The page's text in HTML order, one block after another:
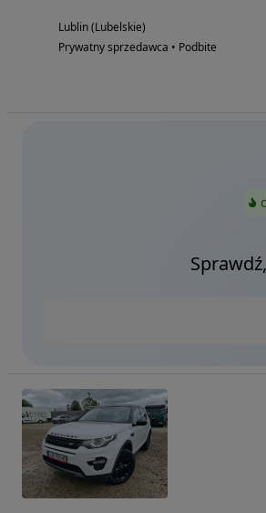
Lublin (Lubelskie)
Prywatny sprzedawca • Podbite